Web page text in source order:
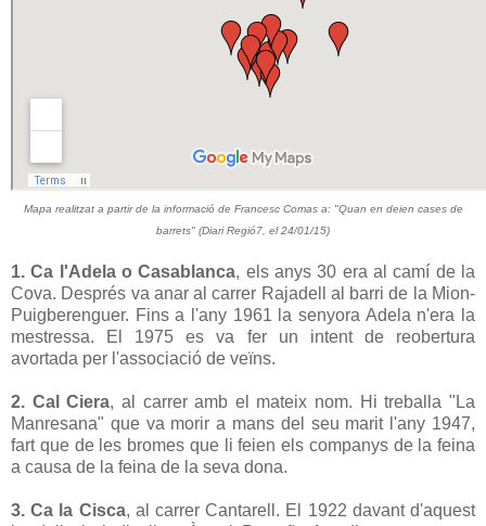
Mapa realitzat a partir de la informació de Francesc Comas a: "Quan en deien cases de
barrets" (Diari Regió7, el 24/01/15)
1. Ca l'Adela o Casablanca, els anys 30 era al camí de la
Cova. Després va anar al carrer Rajadell al barri de la Mion-
Puigberenguer. Fins a l'any 1961 la senyora Adela n'era la
mestressa. El 1975 es va fer un intent de reobertura
avortada per l'associació de veïns.
2. Cal Ciera, al carrer amb el mateix nom. Hi treballa "La
Manresana" que va morir a mans del seu marit l'any 1947,
fart que de les bromes que li feien els companys de la feina
a causa de la feina de la seva dona.
3. Ca la Cisca, al carrer Cantarell. El 1922 davant d'aquest